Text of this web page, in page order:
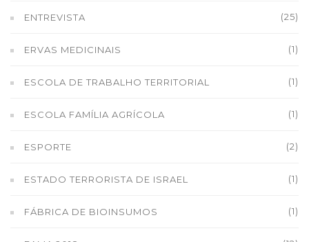
ENTREVISTA (25)
ERVAS MEDICINAIS (1)
ESCOLA DE TRABALHO TERRITORIAL (1)
ESCOLA FAMÍLIA AGRÍCOLA (1)
ESPORTE (2)
ESTADO TERRORISTA DE ISRAEL (1)
FÁBRICA DE BIOINSUMOS (1)